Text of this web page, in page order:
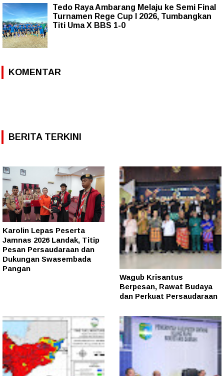
Tedo Raya Ambarang Melaju ke Semi Final
Turnamen Rege Cup I 2026, Tumbangkan
Titi Uma X BBS 1-0
KOMENTAR
BERITA TERKINI
Karolin Lepas Peserta
Jamnas 2026 Landak, Titip
Pesan Persaudaraan dan
Dukungan Swasembada
Pangan
Wagub Krisantus
Berpesan, Rawat Budaya
dan Perkuat Persaudaraan